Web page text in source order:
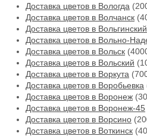
Доставка цветов в Вологда
Доставка цветов в Волчанск
Доставка цветов в Вольгинский
Доставка цветов в Вольно-
Доставка цветов в Вольск
Доставка цветов в Вольский
Доставка цветов в Воркута
Доставка цветов в Воробьевка
Доставка цветов в Воронеж
Доставка цветов в Воронеж-45
Доставка цветов в Ворсино
Доставка цветов в Воткинск